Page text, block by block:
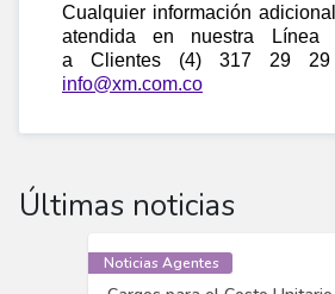
Cualquier información
atendida en nuestra Línea
a Clientes (4) 317 29
info@xm.com.co
Últimas noticias
Noticias Agentes